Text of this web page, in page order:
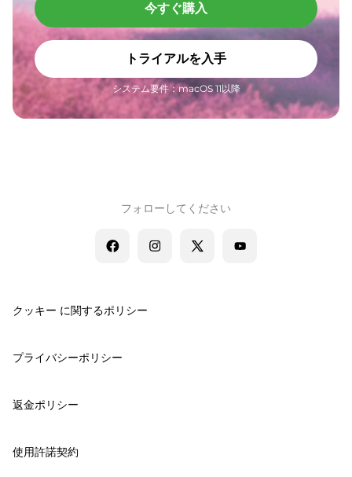
今すぐ購入
トライアルを入手
システム要件：macOS 11以降
クッキー に関するポリシー
プライバシーポリシー
返金ポリシー
使用許諾契約
フォローしてください